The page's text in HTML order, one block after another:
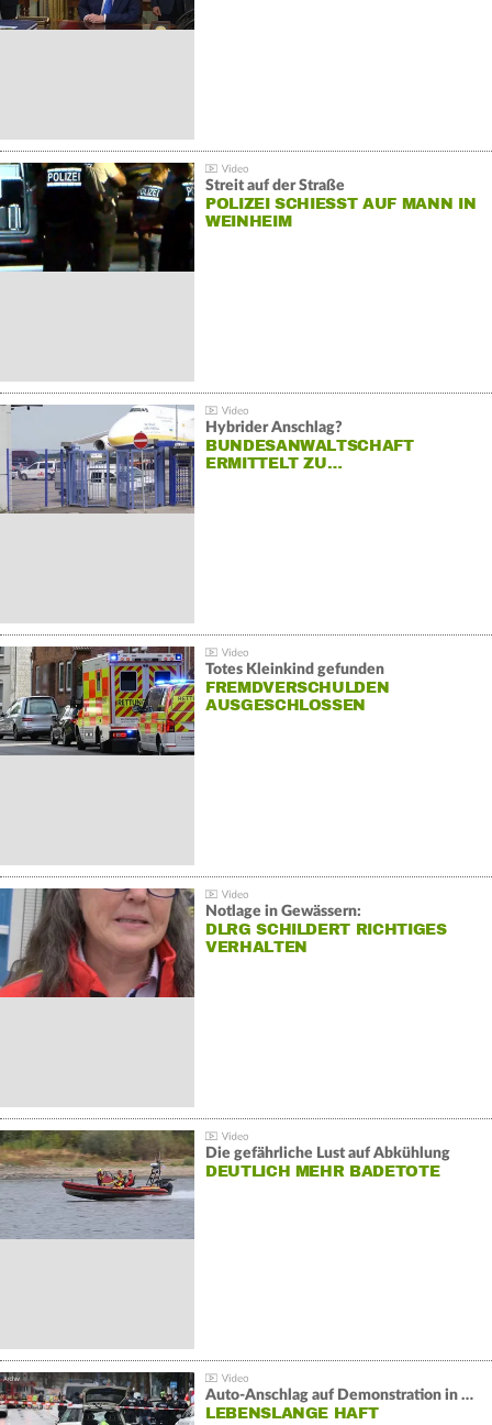
Streit auf der Straße
POLIZEI SCHIESST AUF MANN IN W
EINHEIM
Hybrider Anschlag?
BUNDESANWALTSCHAFT
ERMITTELT ZU…
Totes Kleinkind gefunden
FREMDVERSCHULDEN
AUSGESCHLOSSEN
Notlage in Gewässern:
DLRG SCHILDERT RICHTIGES
VERHALTEN
Die gefährliche Lust auf Abkühlung
DEUTLICH MEHR BADETOTE
Auto-Anschlag auf Demonstration in München:
LEBENSLANGE HAFT